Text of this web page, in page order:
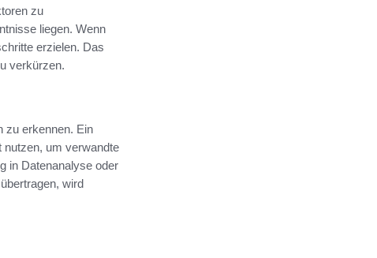
zu
liegen. Wenn
erzielen. Das
verkürzen.
zu erkennen. Ein
nutzen, um verwandte
in Datenanalyse oder
wird